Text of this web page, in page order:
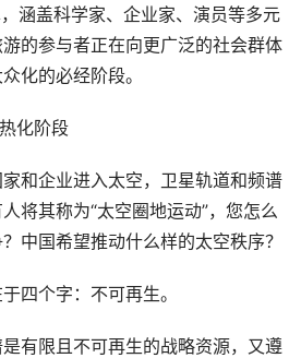
涵盖科学家、企业家、演员等多元
的参与者正在向更广泛的社会群体
化的必经阶段。
化阶段
和企业进入太空，卫星轨道和频谱
将其称为“太空圈地运动”，您怎么
中国希望推动什么样的太空秩序？
四个字：不可再生。
有限且不可再生的战略资源，又遵